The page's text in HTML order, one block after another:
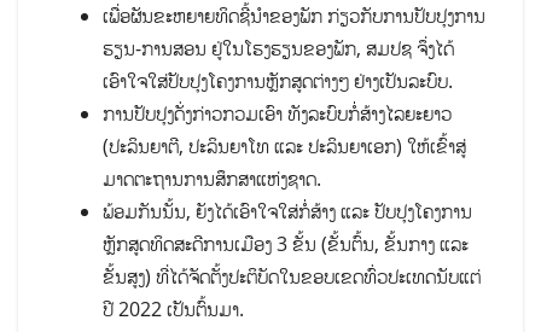
ເພື່ອຜັນຂະຫຍາຍທິດຊີ້ນຳຂອງພັກ ກ່ຽວກັບການປັບປຸງການ
ຮຽນ-ການສອນ ຢູ່ໃນໂຮງຮຽນຂອງພັກ, ສມປຊ ຈຶ່ງໄດ້
ເອົາໃຈໃສ່ປັບປຸງໂຄງການຫຼັກສູດຕ່າງໆ ຢ່າງເປັນລະບົບ.
ການປັບປຸງດັ່ງກ່າວກວມເອົາ ທັງລະບົບກໍ່ສ້າງໄລຍະຍາວ
(ປະລິນຍາຕີ, ປະລິນຍາໂທ ແລະ ປະລິນຍາເອກ) ໃຫ້ເຂົ້າສູ່
ມາດຕະຖານການສຶກສາແຫ່ງຊາດ.
ພ້ອມກັນນັ້ນ, ຍັງໄດ້ເອົາໃຈໃສ່ກໍ່ສ້າງ ແລະ ປັບປຸງໂຄງການ
ຫຼັກສູດທິດສະດີການເມືອງ 3 ຂັ້ນ (ຂັ້ນຕົ້ນ, ຂັ້ນກາງ ແລະ
ຂັ້ນສູງ) ທີ່ໄດ້ຈັດຕັ້ງປະຕິບັດໃນຂອບເຂດທົ່ວປະເທດນັບແຕ່
ປີ 2022 ເປັນຕົ້ນມາ.